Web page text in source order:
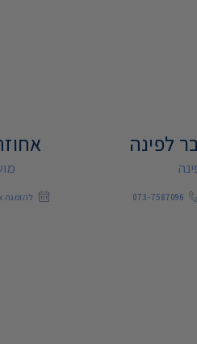
לפינה
073-7587096 להזמנה